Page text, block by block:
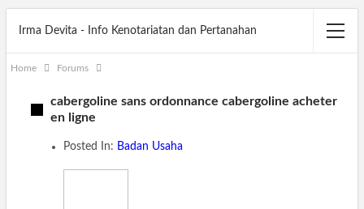
Irma Devita - Info Kenotariatan dan Pertanahan
Home Forums
cabergoline sans ordonnance cabergoline acheter
en ligne
Posted In: Badan Usaha